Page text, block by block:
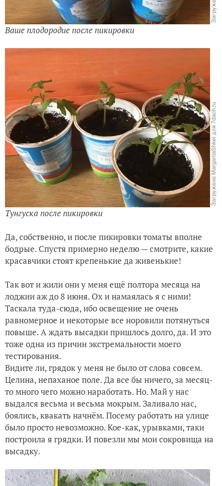
Ваше плодородие после пикировки
Тунгуска после пикировки
Да, собственно, и после пикировки томаты вполне
бодрые. Спустя примерно неделю — смотрите, какие
красавчики стоят крепенькие да живенькие!
Так вот и жили они у меня ещё полтора месяца на
лоджии аж до 8 июня. Ох и намаялась я с ними!
Таскала туда-сюда, ибо освещение не очень
равномерное и некоторые все норовили потянуться
повыше. А ждать высадки пришлось долго, да. И это
тоже одна из причин экстремальности моего
тестирования.
Видите ли, грядок у меня не было от слова совсем.
Целина, непаханое поле. Да все бы ничего, за месяц-
то много чего можно наработать. Но. Май у нас
выдался весьма и весьма мокрым. Заливало нас,
боялись, квакать начнём. Посему работать на улице
было просто невозможно. Кое-как, урывками, таки
построила я грядки. И повезли мы мои сокровища на
высадку.